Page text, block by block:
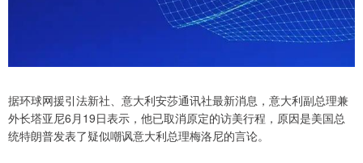
据环球网援引法新社、意大利安莎通讯社最新消息，意大利副总理兼
外长塔亚尼6月19日表示，他已取消原定的访美行程，原因是美国总
统特朗普发表了疑似嘲讽意大利总理梅洛尼的言论。